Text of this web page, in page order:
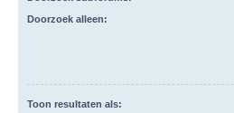
Doorzoek alleen:
Toon resultaten als: